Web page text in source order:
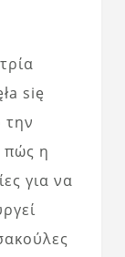
się
την
η
για να